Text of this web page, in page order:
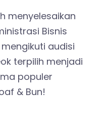
menyelesaikan
Bisnis
audisi
terpilih menjadi
populer
& Bun!